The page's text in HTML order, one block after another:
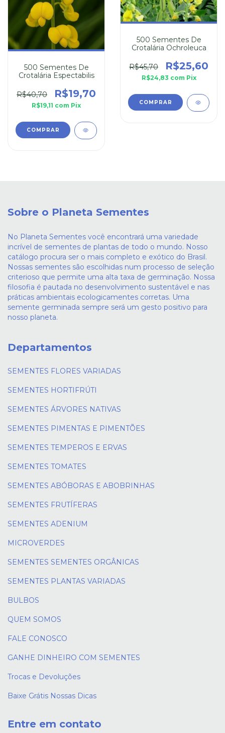
500 Sementes De
Crotalária Espectabilis
R$40,70 R$19,70
R$19,11 com Pix
500 Sementes De
Crotalária Ochroleuca
R$45,70 R$25,60
R$24,83 com Pix
Sobre o Planeta Sementes
No Planeta Sementes você encontrará uma variedade
incrível de sementes de plantas de todo o mundo. Nosso
catálogo procura ser o mais completo e exótico do Brasil.
Nossas sementes são escolhidas num processo de seleção
criterioso que permite uma alta taxa de germinação. Nossa
filosofia é pautada no desenvolvimento sustentável e nas
práticas ambientais ecologicamentes corretas. Uma
semente germinada sempre será um gesto positivo para
nosso planeta.
Departamentos
SEMENTES FLORES VARIADAS
SEMENTES HORTIFRÚTI
SEMENTES ÁRVORES NATIVAS
SEMENTES PIMENTAS E PIMENTÕES
SEMENTES TEMPEROS E ERVAS
SEMENTES TOMATES
SEMENTES ABÓBORAS E ABOBRINHAS
SEMENTES FRUTÍFERAS
SEMENTES ADENIUM
MICROVERDES
SEMENTES SEMENTES ORGÂNICAS
SEMENTES PLANTAS VARIADAS
BULBOS
QUEM SOMOS
FALE CONOSCO
GANHE DINHEIRO COM SEMENTES
Trocas e Devoluções
Baixe Grátis Nossas Dicas
Entre em contato